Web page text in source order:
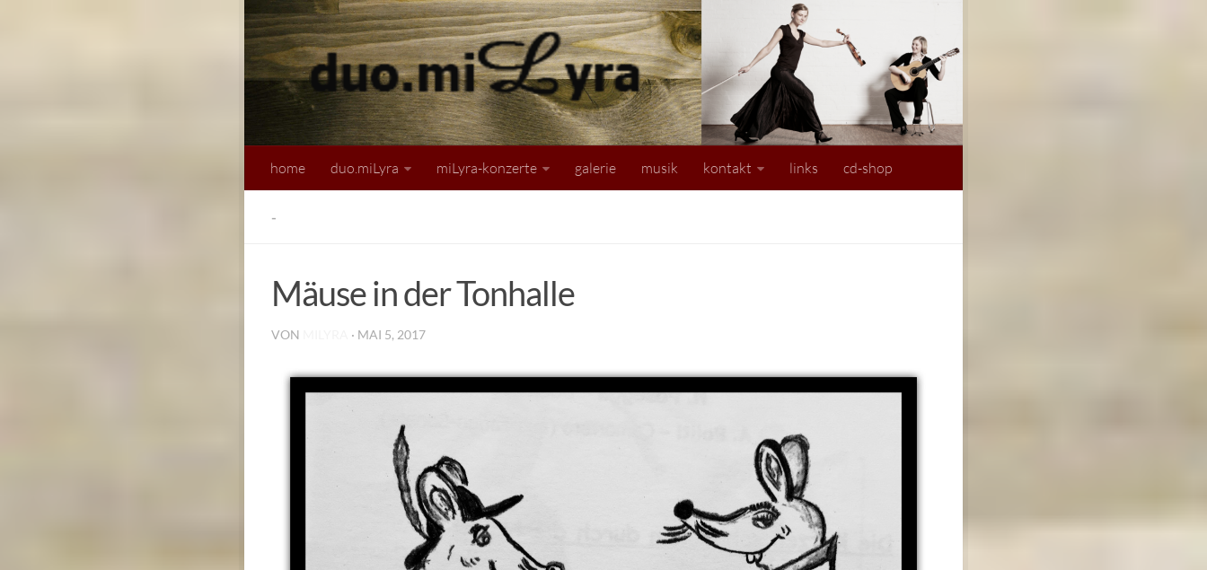
home duo.miLyra miLyra-konzerte galerie musik kontakt links cd-shop
-
Mäuse in der Tonhalle
VON · MAI 5, 2017